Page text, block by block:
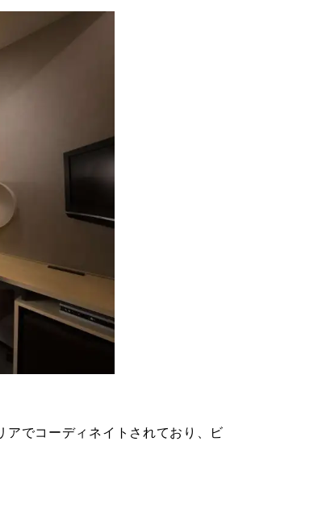
アでコーディネイトされており、ビ